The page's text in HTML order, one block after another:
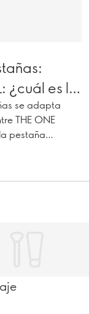
¿cuál es la
se adapta
THE ONE
pestaña